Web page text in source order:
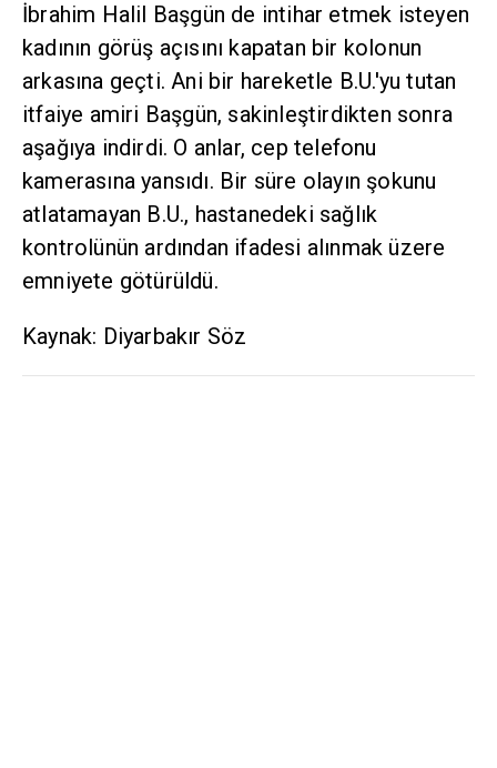
İbrahim Halil Başgün de intihar etmek isteyen
kadının görüş açısını kapatan bir kolonun
arkasına geçti. Ani bir hareketle B.U.'yu tutan
itfaiye amiri Başgün, sakinleştirdikten sonra
aşağıya indirdi. O anlar, cep telefonu
kamerasına yansıdı. Bir süre olayın şokunu
atlatamayan B.U., hastanedeki sağlık
kontrolünün ardından ifadesi alınmak üzere
emniyete götürüldü.
Kaynak: Diyarbakır Söz